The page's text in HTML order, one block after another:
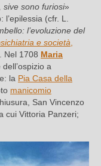
sive sono furiosi»
(cfr. L.
l’evoluzione del
e società
Nel 1708 Maria
a
la Pia Casa della
manicomio
San Vincenzo
cui Vittoria Panzeri;